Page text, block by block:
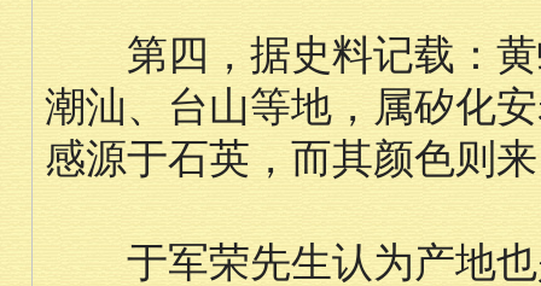
第四，据史料记载：黄
潮汕、台山等地，属矽化
感源于石英，而其颜色则
于军荣先生认为产地也